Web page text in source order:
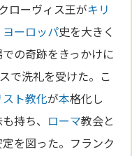
ローヴィス王がキリ
ヨーロッパ史を大きく
の奇跡をきっかけに
で洗礼を受けた。こ
スト教化が本格化し
持ち、 ローマ教会と
を図った。フランク